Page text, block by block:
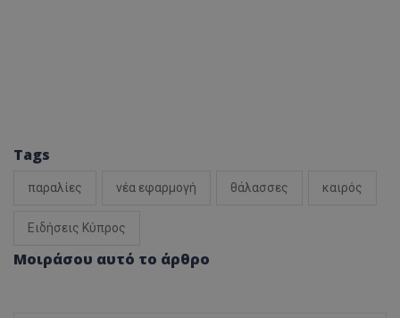
Tags
παραλίες νέα εφαρμογή θάλασσες καιρός
Ειδήσεις Κύπρος
Μοιράσου αυτό το άρθρο